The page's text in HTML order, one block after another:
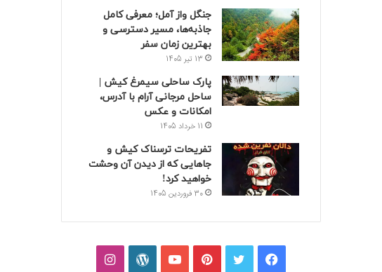
جنگل واز آمل؛ معرفی کامل
جاذبه‌ها، مسیر دسترسی و
بهترین زمان سفر
13 تیر 1405
پارک ساحلی سیمرغ کیش |
ساحل مرجانی آرام با آدرس،
امکانات و عکس
11 خرداد 1405
تفریحات ترسناک کیش و
جاهایی که از دیدن آن وحشت
خواهید کرد!
30 فروردین 1405
فیسبوکتوییترپینتریستیوتیوبوردپرساینستاگرام